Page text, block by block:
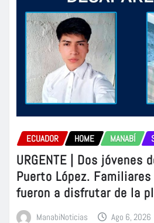
ECUADOR HOME MANABÍ
URGENTE | Dos jóvenes
Puerto López.
fueron a disfrutar de la
ManabiNoticias Ago 6, 2026